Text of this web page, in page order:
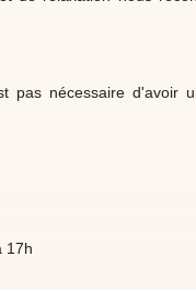
pas nécessaire d'avoir
17h